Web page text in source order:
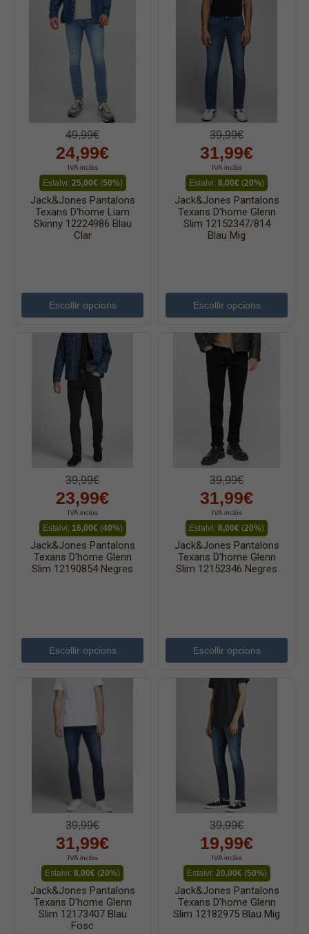
Pana home
Samarretes
Bermudes
Dessuadores
Bosses
Vestits
Faldilles
Jerseis
Cinturons
Bufandes i mocadors
Calçat
Gavardina estiu home
Gavardina hivern home
Pana dona
Roba interior
49,99€
24,99€
IVA inclòs
Estalvi: 25,00€(50%)
Jack&Jones Pantalons
Texans D'home Liam
Skinny 12224986 Blau
Clar
Escollir opcions
39,99€
31,99€
IVA inclòs
Estalvi: 8,00€ (20%)
Jack&Jones Pantalons
Texans D'home Glenn
Slim 12152347/814
Blau Mig
Escollir opcions
39,99€
23,99€
IVA inclòs
Estalvi: 16,00€(40%)
Jack&Jones Pantalons
Texans D'home Glenn
Slim 12190854 Negres
Escollir opcions
39,99€
31,99€
IVA inclòs
Estalvi: 8,00€ (20%)
Jack&Jones Pantalons
Texans D'home Glenn
Slim 12152346 Negres
Escollir opcions
39,99€
31,99€
IVA inclòs
Estalvi: 8,00€ (20%)
Jack&Jones Pantalons
Texans D'home Glenn
Slim 12173407 Blau
Fosc
39,99€
19,99€
IVA inclòs
Estalvi: 20,00€(50%)
Jack&Jones Pantalons
Texans D'home Glenn
Slim 12182975 Blau Mig